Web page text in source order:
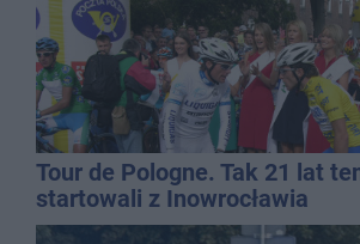
Tour de Pologne. Tak 21 lat
startowali z Inowrocławia